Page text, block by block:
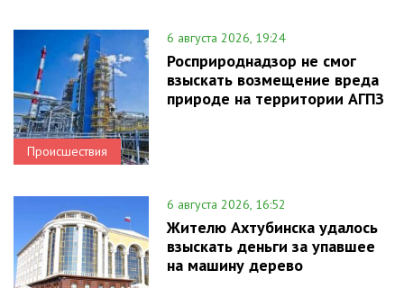
Происшествия
6 августа 2026, 19:24
Росприроднадзор не смог
взыскать возмещение вреда
природе на территории АГПЗ
6 августа 2026, 16:52
Жителю Ахтубинска удалось
взыскать деньги за упавшее
на машину дерево